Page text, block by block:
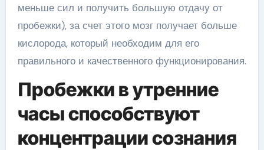
меньше сил и получить большую отдачу от
пробежки), за счет этого мозг получает больше
кислорода, который необходим для его
правильного и качественного функционирования.
Пробежки в утренние
часы способствуют
концентрации сознания